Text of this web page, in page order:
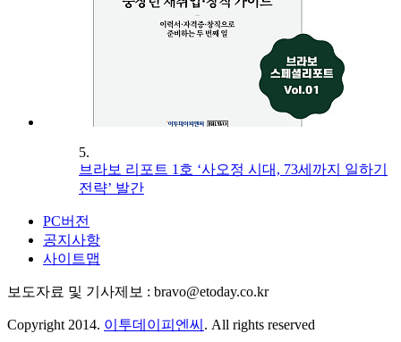
5.
브라보 리포트 1호 ‘사오정 시대, 73세까지 일하기
전략’ 발간
PC버전
공지사항
사이트맵
보도자료 및 기사제보 : bravo@etoday.co.kr
Copyright 2014. 이투데이피엔씨 . All rights reserved